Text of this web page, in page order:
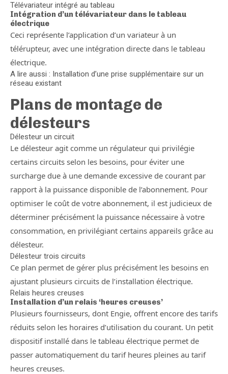
Télévariateur intégré au tableau
Intégration d’un télévariateur dans le tableau
électrique
Ceci représente l’application d’un variateur à un
télérupteur, avec une intégration directe dans le tableau
électrique.
A lire aussi : Installation d’une prise supplémentaire sur un
réseau existant
Plans de montage de
délesteurs
Délesteur un circuit
Le délesteur agit comme un régulateur qui privilégie
certains circuits selon les besoins, pour éviter une
surcharge due à une demande excessive de courant par
rapport à la puissance disponible de l’abonnement. Pour
optimiser le coût de votre abonnement, il est judicieux de
déterminer précisément la puissance nécessaire à votre
consommation, en privilégiant certains appareils grâce au
délesteur.
Délesteur trois circuits
Ce plan permet de gérer plus précisément les besoins en
ajustant plusieurs circuits de l’installation électrique.
Relais heures creuses
Installation d’un relais ‘heures creuses’
Plusieurs fournisseurs, dont Engie, offrent encore des tarifs
réduits selon les horaires d’utilisation du courant. Un petit
dispositif installé dans le tableau électrique permet de
passer automatiquement du tarif heures pleines au tarif
heures creuses.